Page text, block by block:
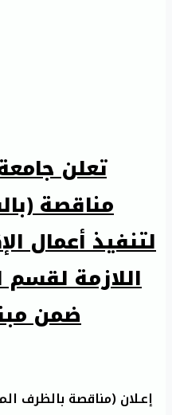
تعلن
مناقصة
لتنفيذ أعمال
اللازمة
ضمن
إعـلان (مناقصة